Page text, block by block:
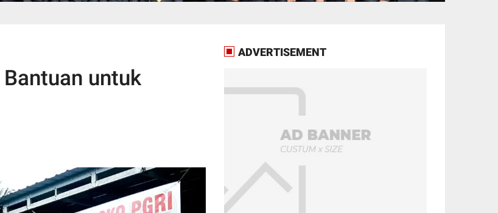
untuk
ADVERTISEMENT